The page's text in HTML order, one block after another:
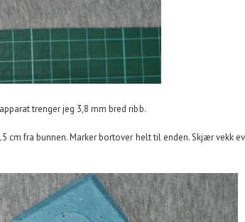
trenger jeg 3,8 mm bred ribb.
cm fra bunnen. Marker bortover helt til enden. Skjær vekk